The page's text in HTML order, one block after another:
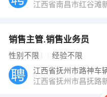
江西省南昌市红谷滩
销售主管.销售业务员
性别不限 经验不限
江西省抚州市昌抚路